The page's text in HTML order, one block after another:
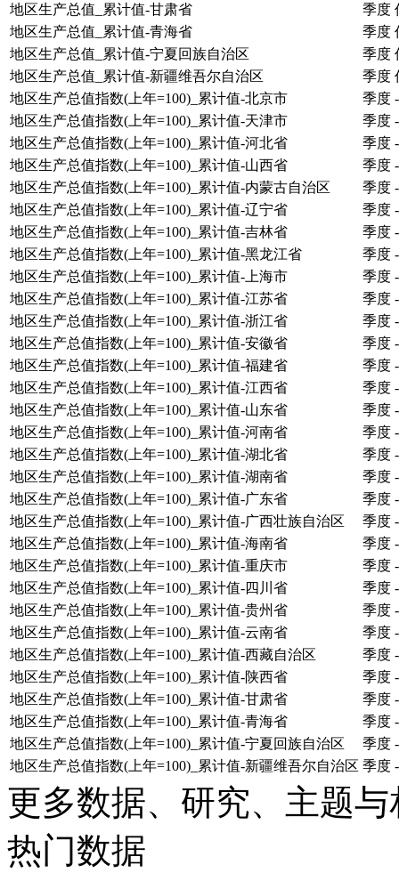
地区生产总值_累计值-甘肃省
季度
地区生产总值_累计值-青海省
季度
地区生产总值_累计值-宁夏回族自治区
季度
地区生产总值_累计值-新疆维吾尔自治区
季度
地区生产总值指数(上年=100)_累计值-北京市
季度 -
地区生产总值指数(上年=100)_累计值-天津市
季度 -
地区生产总值指数(上年=100)_累计值-河北省
季度 -
地区生产总值指数(上年=100)_累计值-山西省
季度 -
地区生产总值指数(上年=100)_累计值-内蒙古自治区
季度 -
地区生产总值指数(上年=100)_累计值-辽宁省
季度 -
地区生产总值指数(上年=100)_累计值-吉林省
季度 -
地区生产总值指数(上年=100)_累计值-黑龙江省
季度 -
地区生产总值指数(上年=100)_累计值-上海市
季度 -
地区生产总值指数(上年=100)_累计值-江苏省
季度 -
地区生产总值指数(上年=100)_累计值-浙江省
季度 -
地区生产总值指数(上年=100)_累计值-安徽省
季度 -
地区生产总值指数(上年=100)_累计值-福建省
季度 -
地区生产总值指数(上年=100)_累计值-江西省
季度 -
地区生产总值指数(上年=100)_累计值-山东省
季度 -
地区生产总值指数(上年=100)_累计值-河南省
季度 -
地区生产总值指数(上年=100)_累计值-湖北省
季度 -
地区生产总值指数(上年=100)_累计值-湖南省
季度 -
地区生产总值指数(上年=100)_累计值-广东省
季度 -
地区生产总值指数(上年=100)_累计值-广西壮族自治区
季度 -
地区生产总值指数(上年=100)_累计值-海南省
季度 -
地区生产总值指数(上年=100)_累计值-重庆市
季度 -
地区生产总值指数(上年=100)_累计值-四川省
季度 -
地区生产总值指数(上年=100)_累计值-贵州省
季度 -
地区生产总值指数(上年=100)_累计值-云南省
季度 -
地区生产总值指数(上年=100)_累计值-西藏自治区
季度 -
地区生产总值指数(上年=100)_累计值-陕西省
季度 -
地区生产总值指数(上年=100)_累计值-甘肃省
季度 -
地区生产总值指数(上年=100)_累计值-青海省
季度 -
地区生产总值指数(上年=100)_累计值-宁夏回族自治区
季度 -
地区生产总值指数(上年=100)_累计值-新疆维吾尔自治区 季度 -
更多数据、研究、主题
热门数据